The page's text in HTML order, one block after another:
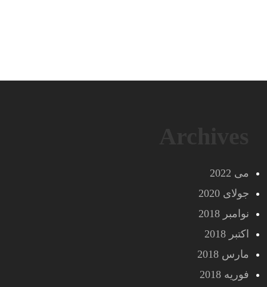
می 2022
جولای 2020
نوامبر 2018
اکتبر 2018
مارس 2018
فوریه 2018